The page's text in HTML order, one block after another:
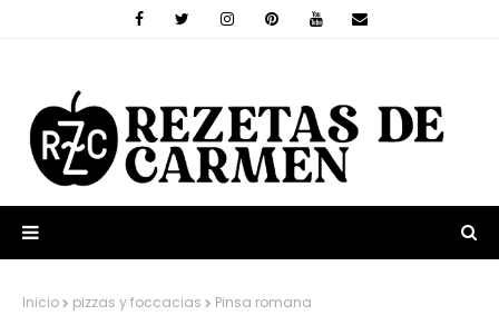
Inicio pizzas y foccacias Pinsa romana